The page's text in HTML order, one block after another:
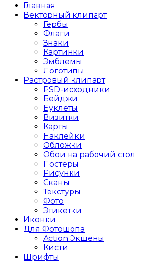
Главная
Векторный клипарт
Гербы
Флаги
Знаки
Картинки
Эмблемы
Логотипы
Растровый клипарт
PSD-исходники
Бейджи
Буклеты
Визитки
Карты
Наклейки
Обложки
Обои на рабочий стол
Постеры
Рисунки
Сканы
Текстуры
Фото
Этикетки
Иконки
Для Фотошопа
Action Экшены
Кисти
Шрифты